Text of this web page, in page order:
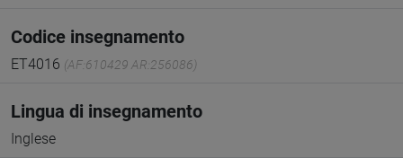
Codice insegnamento
ET4016 (AF:610429 AR:256086)
Lingua di insegnamento
Inglese